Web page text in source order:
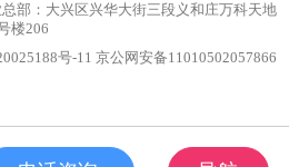
部：大兴区兴华大街三段义和庄万科天地
楼206
号-11 京公网安备11010502057866